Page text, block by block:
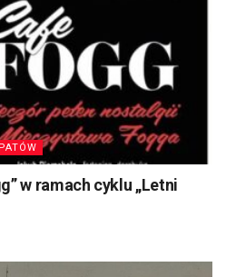
w ramach cyklu „Letni